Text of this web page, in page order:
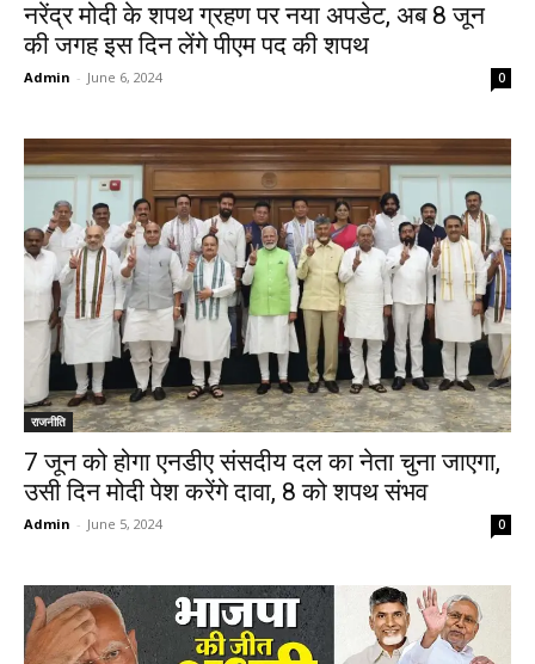
नरेंद्र मोदी के शपथ ग्रहण पर नया अपडेट, अब 8 जून
की जगह इस दिन लेंगे पीएम पद की शपथ
Admin - June 6, 2024 0
राजनीति
7 जून को होगा एनडीए संसदीय दल का नेता चुना जाएगा,
उसी दिन मोदी पेश करेंगे दावा, 8 को शपथ संभव
Admin - June 5, 2024 0